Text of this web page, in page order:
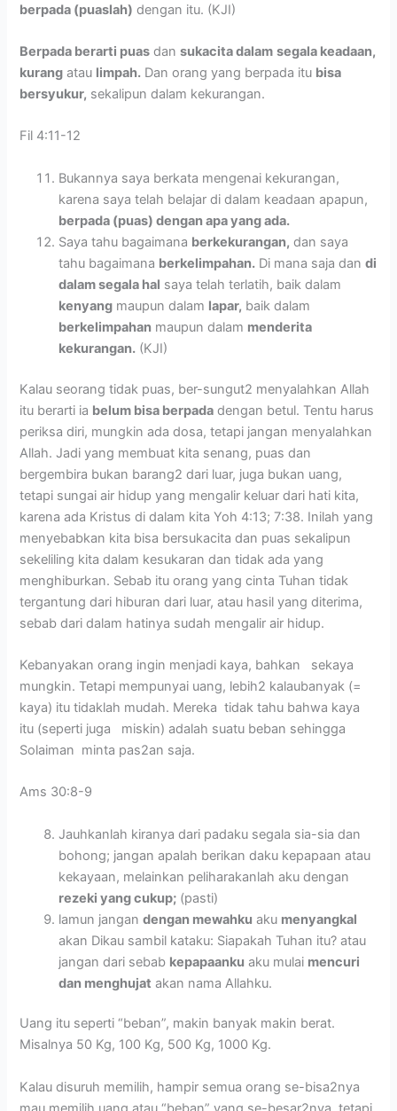
berpada (puaslah) dengan itu. (KJI)
Berpada berarti puas dansukacita dalam segala keadaan,
kurang atau limpah. Dan orang yang berpada itu bisa
bersyukur, sekalipun dalam kekurangan.
Fil 4:11-12
Bukannya saya berkata mengenai kekurangan,
karena saya telah belajar di dalam keadaan apapun,
berpada (puas) dengan apa yang ada.
Saya tahu bagaimana berkekurangan, dan saya
tahu bagaimana berkelimpahan. Di mana saja dandi
dalam segala hal saya telah terlatih, baik dalam
kenyang maupun dalam lapar, baik dalam
berkelimpahan maupun dalam menderita
kekurangan. (KJI)
Kalau seorang tidak puas, ber-sungut2 menyalahkan Allah
itu berarti ia belum bisa berpada dengan betul. Tentu harus
periksa diri, mungkin ada dosa, tetapi jangan menyalahkan
Allah. Jadi yang membuat kita senang, puas dan
bergembira bukan barang2 dari luar, juga bukan uang,
tetapi sungai air hidup yang mengalir keluar dari hati kita,
karena ada Kristus di dalam kita Yoh 4:13; 7:38. Inilah yang
menyebabkan kita bisa bersukacita dan puas sekalipun
sekeliling kita dalam kesukaran dan tidak ada yang
menghiburkan. Sebab itu orang yang cinta Tuhan tidak
tergantung dari hiburan dari luar, atau hasil yang diterima,
sebab dari dalam hatinya sudah mengalir air hidup.
Kebanyakan orang ingin menjadi kaya, bahkan sekaya
mungkin. Tetapi mempunyai uang, lebih2 kalaubanyak (=
kaya) itu tidaklah mudah. Mereka tidak tahu bahwa kaya
itu (seperti juga miskin) adalah suatu beban sehingga
Solaiman minta pas2an saja.
Ams 30:8-9
Jauhkanlah kiranya dari padaku segala sia-sia dan
bohong; jangan apalah berikan daku kepapaan atau
kekayaan, melainkan peliharakanlah aku dengan
rezeki yang cukup; (pasti)
lamun jangandengan mewahku aku menyangkal
akan Dikau sambil kataku: Siapakah Tuhan itu? atau
jangan dari sebab kepapaanku aku mulai mencuri
dan menghujat akan nama Allahku.
Uang itu seperti “beban”, makin banyak makin berat.
Misalnya 50 Kg, 100 Kg, 500 Kg, 1000 Kg.
Kalau disuruh memilih, hampir semua orang se-bisa2nya